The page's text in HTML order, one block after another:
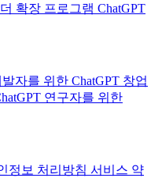
확장 프로그램 ChatGPT
자를 위한 ChatGPT 창업
연구자를 위한
정보 처리방침 서비스 약